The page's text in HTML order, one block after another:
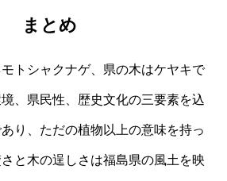
まとめ
トシャクナゲ、県の木はケヤキで
、県民性、歴史文化の三要素を込
り、ただの植物以上の意味を持っ
と木の逞しさは福島県の風土を映